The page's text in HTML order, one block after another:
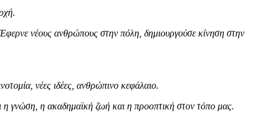
νέους ανθρώπους στην πόλη, δημιουργούσε κίνηση στην
νέες ιδέες, ανθρώπινο κεφάλαιο.
η γνώση, η ακαδημαϊκή ζωή και η προοπτική στον τόπο μας.